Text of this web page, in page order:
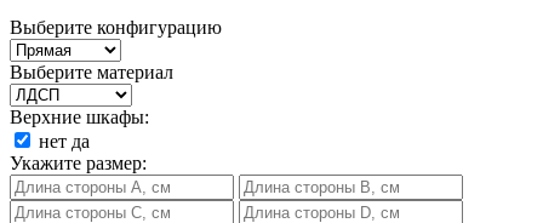
Выберите конфигурацию
Выберите материал
Верхние шкафы:
нет да
Укажите размер: